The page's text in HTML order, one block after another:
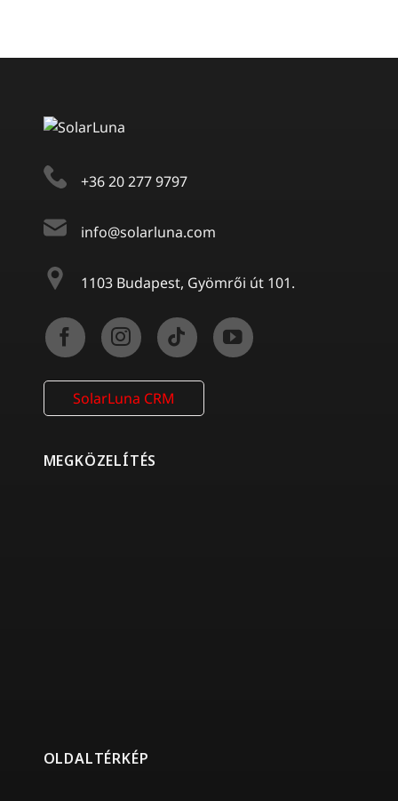
+36 20 277 9797
info@solarluna.com
1103 Budapest, Gyömrői út 101.
SolarLuna CRM
MEGKÖZELÍTÉS
OLDALTÉRKÉP